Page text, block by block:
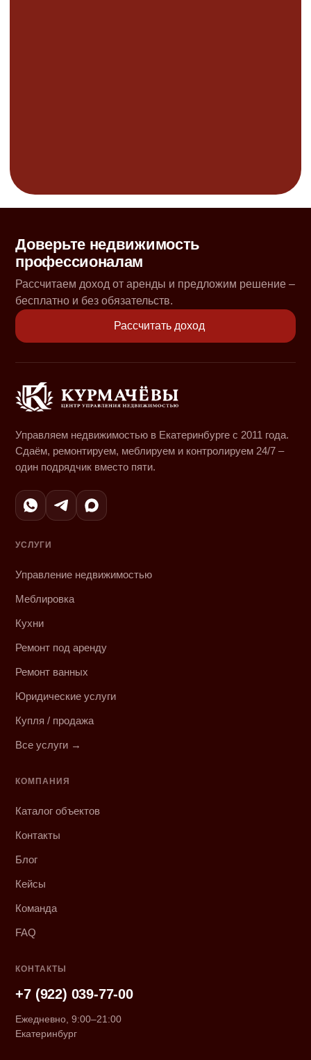
Доверьте недвижимость
профессионалам
Рассчитаем доход от аренды и предложим решение –
бесплатно и без обязательств.
Рассчитать доход
Управляем недвижимостью в Екатеринбурге с 2011 года.
Сдаём, ремонтируем, меблируем и контролируем 24/7 –
один подрядчик вместо пяти.
УСЛУГИ
Управление недвижимостью
Меблировка
Кухни
Ремонт под аренду
Ремонт ванных
Юридические услуги
Купля / продажа
Все услуги →
КОМПАНИЯ
Каталог объектов
Контакты
Блог
Кейсы
Команда
FAQ
КОНТАКТЫ
+7 (922) 039-77-00
Ежедневно, 9:00–21:00
Екатеринбург